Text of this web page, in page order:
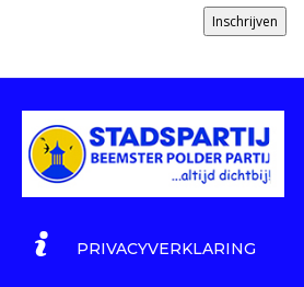
Inschrijven
PRIVACYVERKLARING